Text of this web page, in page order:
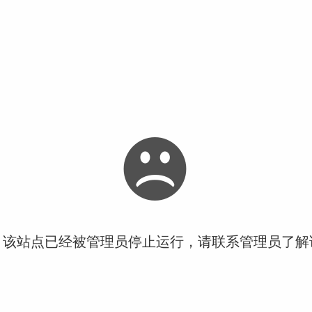
站点已经被管理员停止运行，请联系管理员了